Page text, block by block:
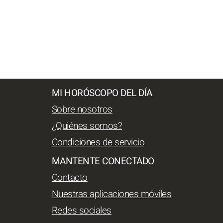
MI HORÓSCOPO DEL DÍA
Sobre nosotros
¿Quiénes somos?
Condiciones de servicio
MANTENTE CONECTADO
Contacto
Nuestras aplicaciones móviles
Redes sociales